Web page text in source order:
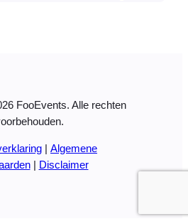
FooEvents. Alle rechten
Algemene
| Disclaimer